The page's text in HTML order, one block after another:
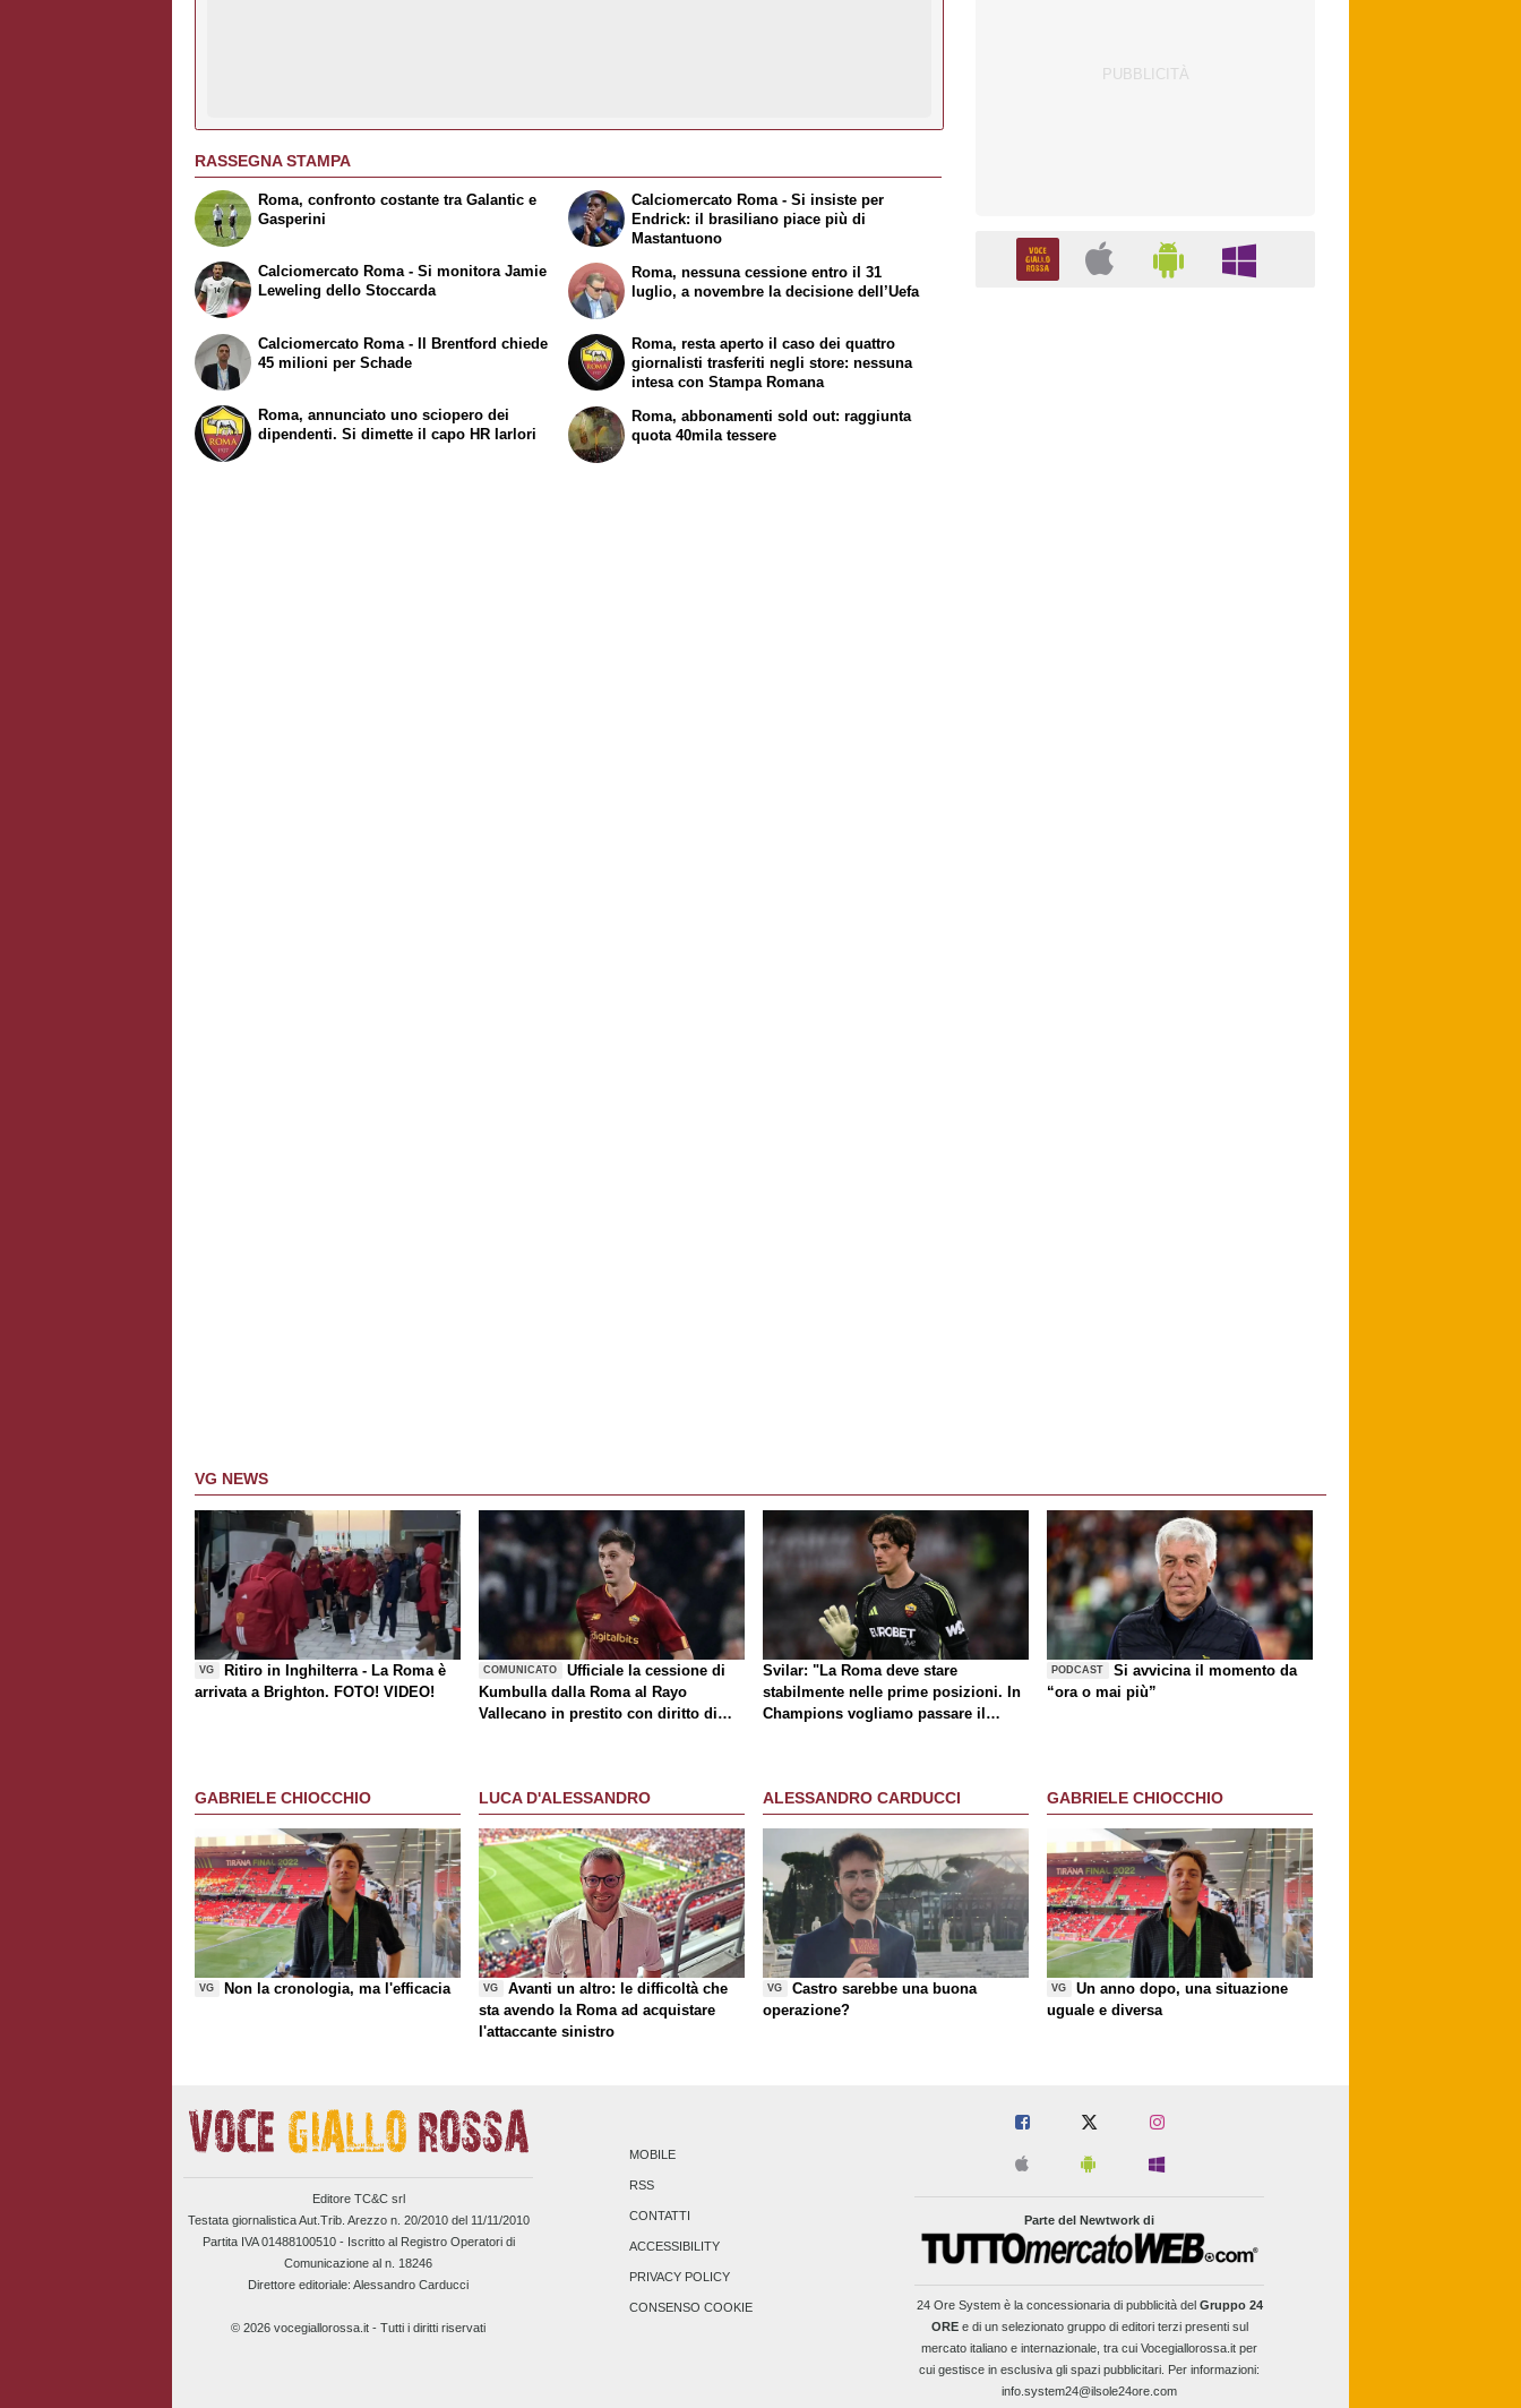
RASSEGNA STAMPA
Roma, confronto costante tra Galantic e
Gasperini
Calciomercato Roma - Si monitora Jamie
Leweling dello Stoccarda
Calciomercato Roma - Si insiste per
Endrick: il brasiliano piace più di
Mastantuono
Roma, nessuna cessione entro il 31
luglio, a novembre la decisione dell’Uefa
Calciomercato Roma - Il Brentford chiede
45 milioni per Schade
Roma, annunciato uno sciopero dei
dipendenti. Si dimette il capo HR Iarlori
Roma, resta aperto il caso dei quattro
giornalisti trasferiti negli store: nessuna
intesa con Stampa Romana
Roma, abbonamenti sold out: raggiunta
quota 40mila tessere
VG NEWS
VG
Ritiro in Inghilterra - La Roma è
arrivata a Brighton. FOTO! VIDEO!
COMUNICATO
Ufficiale la cessione di
Kumbulla dalla Roma al Rayo
Vallecano in prestito con diritto di
Svilar: "La Roma deve stare
stabilmente nelle prime posizioni. In
Champions vogliamo passare il
PODCAST
Si avvicina il momento da
“ora o mai più”
GABRIELE CHIOCCHIO
VG Non la cronologia, ma l'efficacia
LUCA D'ALESSANDRO
VG
Avanti un altro: le difficoltà che
sta avendo la Roma ad acquistare
l'attaccante sinistro
ALESSANDRO CARDUCCI
VG
Castro sarebbe una buona
operazione?
GABRIELE CHIOCCHIO
VG
Un anno dopo, una situazione
uguale e diversa
Editore TC&C srl
Testata giornalistica Aut.Trib. Arezzo n. 20/2010 del 11/11/2010
Partita IVA 01488100510 - Iscritto al Registro Operatori di
Comunicazione al n. 18246
Direttore editoriale: Alessandro Carducci
© 2026 vocegiallorossa.it - Tutti i diritti riservati
MOBILE
RSS
CONTATTI
ACCESSIBILITY
PRIVACY POLICY
CONSENSO COOKIE
Parte del Newtwork di
24 Ore Systemè la concessionaria di pubblicità del Gruppo 24
OREe di un selezionato gruppo di editori terzi presenti sul
mercato italiano e internazionale, tra cui Vocegiallorossa.it per
cui gestisce in esclusiva gli spazi pubblicitari. Per informazioni:
info.system24@ilsole24ore.com